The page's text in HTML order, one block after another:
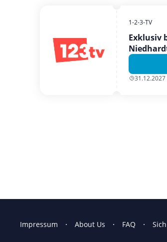
1-2-3-TV
Exklusiv
31.12.2027
Impressum About Us FAQ